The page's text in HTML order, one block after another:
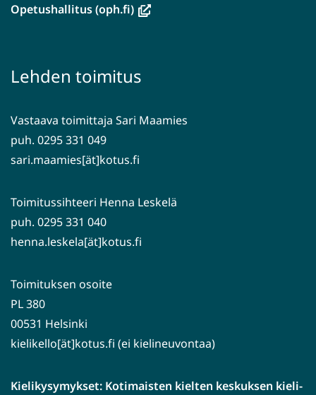
Opetushallitus (oph.fi)(avautuu
toiseen
Lehden toimitus
Vastaava toimittaja Sari Maamies
puh. 0295 331 049
sari.maamies[ät]kotus.fi
Toimitussihteeri Henna Leskelä
puh. 0295 331 040
henna.leskela[ät]kotus.fi
Toimituksen osoite
PL 380
00531 Helsinki
kielikello[ät]kotus.fi (ei kielineuvontaa)
Kielikysymykset: Kotimaisten kielten keskuksen kieli-